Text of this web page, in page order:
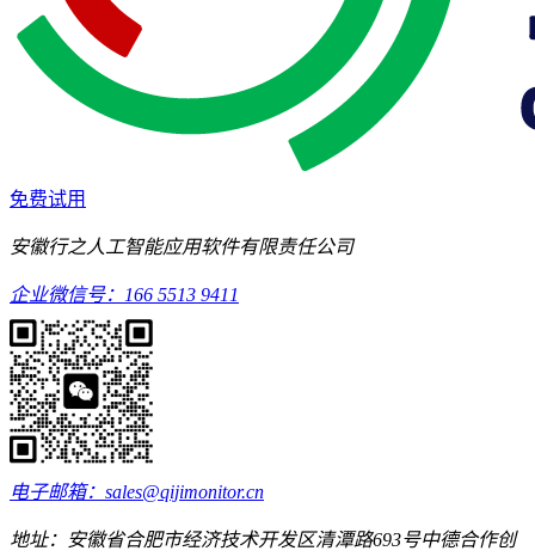
免费试用
安徽行之人工智能应用软件有限责任公司
企业微信号：166 5513 9411
电子邮箱：sales@qijimonitor.cn
地址：安徽省合肥市经济技术开发区清潭路693号中德合作创